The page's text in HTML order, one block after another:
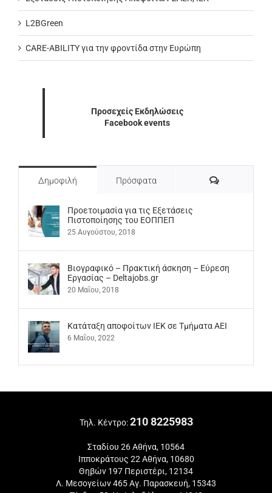
L2BGreen
CARE-ABILITY για την φροντίδα στην Ευρώπη
Προσεχείς Εκδηλώσεις
Facebook events
Δημοφιλή Πρόσφατα Σχόλια
Προετοιμασία για τις Εξετάσεις
Πιστοποίησης του ΕΟΠΠΕΠ
25 Αυγούστου, 2018
Βιογραφικό – Πρακτική άσκηση – Εύρεση
Εργασίας – Deltajobs.gr
20 Μαΐου, 2018
Kατάταξη αποφοίτων ΙΕΚ σε Τμήματα ΑΕΙ
6 Μαΐου, 2022
Τηλ. Κέντρο:210 8225983
Σταδίου 26 Αθήνα, 10564
Ιπποκράτους 22 Αθήνα, 10680
Θηβών 197 Περιστέρι, 12134
Λ. Μεσογείων 465 Αγ. Παρασκευή, 15343